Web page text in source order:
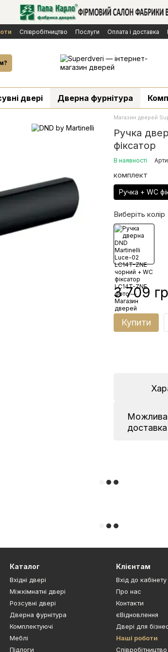
Cпівробітництво Послуги Оплата і доставка
оферти
Бренди
Новини
двері Дверна фурнітура
Магазин дверей
Ручка
фіксатор
В наявності
комплект
Ручка + WC
Виберіть колір
3 709
Купити
Можлива
доставка
Каталог
Вхідні двері
Міжкімнатні двері
Розсувні двері
Дверна фурнітура
Комплектуючі
Меблі
Підлоги
Клієнтам
Вхід до кабінету
Про нас
Контакти
єВідновлення
Двері для
Наші роботи
Cпівробітництво